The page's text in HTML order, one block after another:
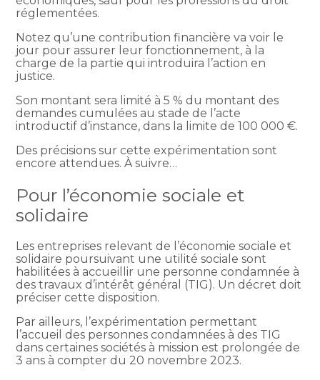
réglementées.
Notez qu’une contribution financière va voir le
jour pour assurer leur fonctionnement, à la
charge de la partie qui introduira l’action en
justice.
Son montant sera limité à 5 % du montant des
demandes cumulées au stade de l’acte
introductif d’instance, dans la limite de 100 000 €.
Des précisions sur cette expérimentation sont
encore attendues. À suivre…
Pour l’économie sociale et
solidaire
Les entreprises relevant de l’économie sociale et
solidaire poursuivant une utilité sociale sont
habilitées à accueillir une personne condamnée à
des travaux d’intérêt général (TIG). Un décret doit
préciser cette disposition.
Par ailleurs, l’expérimentation permettant
l’accueil des personnes condamnées à des TIG
dans certaines sociétés à mission est prolongée de
3 ans à compter du 20 novembre 2023.